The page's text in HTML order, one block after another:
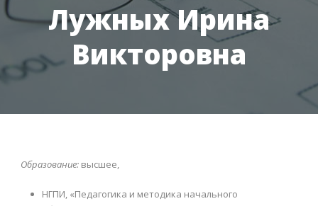
Лужных Ирина
Викторовна
Образование: высшее,
НГПИ, «Педагогика и методика начального